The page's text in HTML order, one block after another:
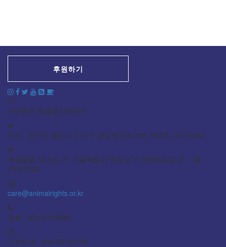
후원하기
사단법인 동물권단체케어
주소: 경기도 용인시 수지구 광교중앙로 298, 903호 (우)16943
후원물품 보내실 곳: 서울특별시 영등포구 양평로22길 31, 1층
(우)07203
care@animalrights.or.kr
전화: 02) 313-8886
고유번호: 234-82-00138